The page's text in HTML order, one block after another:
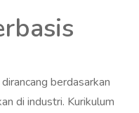
berdasarkan
di industri. Kurikulum